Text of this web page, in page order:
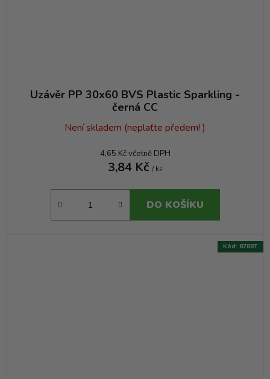
Uzávěr PP 30x60 BVS Plastic Sparkling -
černá CC
Není skladem (neplaťte předem! )
4,65 Kč včetně DPH
3,84 Kč / ks
DO KOŠÍKU
Kód: 8788T